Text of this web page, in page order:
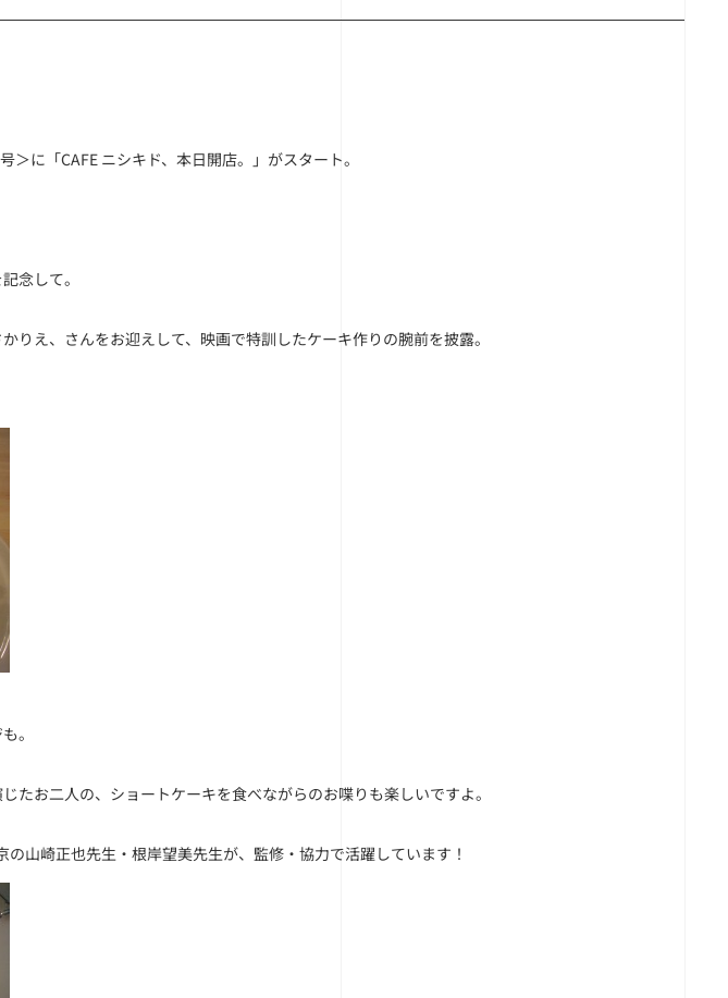
に「CAFE ニシキド、本日開店。」がスタート。
念して。
りえ、さんをお迎えして、映画で特訓したケーキ作りの腕前を披露。
。
たお二人の、ショートケーキを食べながらのお喋りも楽しいですよ。
山崎正也先生・根岸望美先生が、監修・協力で活躍しています！